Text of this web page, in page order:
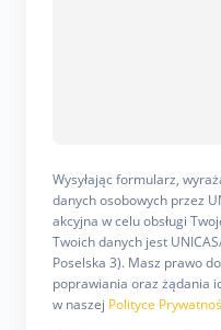
Wysyłając formularz,
danych osobowych przez
akcyjna w celu obsługi
Twoich danych jest
Poselska 3). Masz prawo
poprawiania oraz żądania
w naszej Polityce